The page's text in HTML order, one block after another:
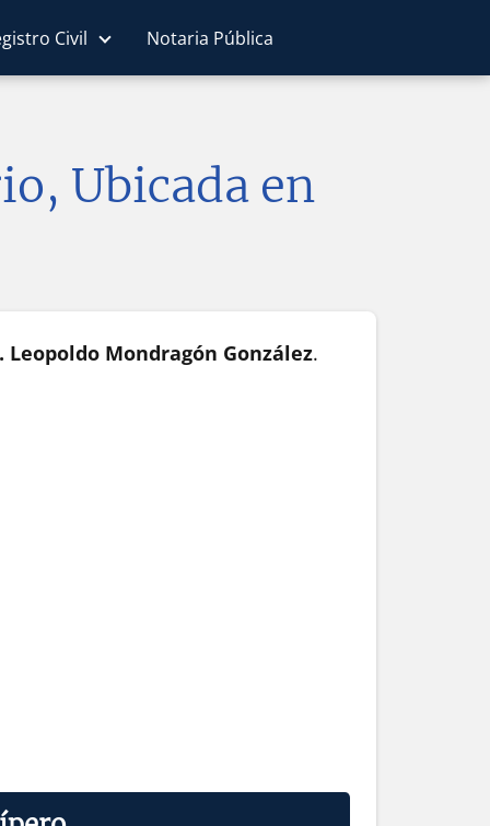
Civil Notaria Pública
Ubicada en
Leopoldo Mondragón González.